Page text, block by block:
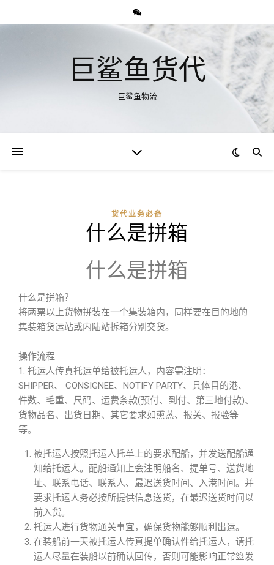
巨鲨鱼货代
巨鲨鱼物流
货代业务必备
什么是拼箱
什么是拼箱
什么是拼箱？
将两票以上货物拼装在一个集装箱内，同样要在目的地的
集装箱货运站或内陆站拆箱分别交货。
操作流程
1. 托运人传真托运单给被托运人，内容需注明：
SHIPPER、 CONSIGNEE、NOTIFY PARTY、具体目的港、
件数、毛重、尺码、运费条款(预付、到付、第三地付款)、
货物品名、出货日期、其它要求如熏蒸、报关、报验等
等。
被托运人按照托运人托单上的要求配船，并发送配船通
知给托运人。配船通知上会注明船名、提单号、送货地
址、联系电话、联系人、最迟送货时间、入港时间。并
要求托运人务必按所提供信息送货，在最迟送货时间以
前入货。
托运人进行货物通关事宜，确保货物能够顺利出运。
在装船前一天被托运人传真提单确认件给托运人，请托
运人尽量在装船以前确认回传，否则可能影响正常签发